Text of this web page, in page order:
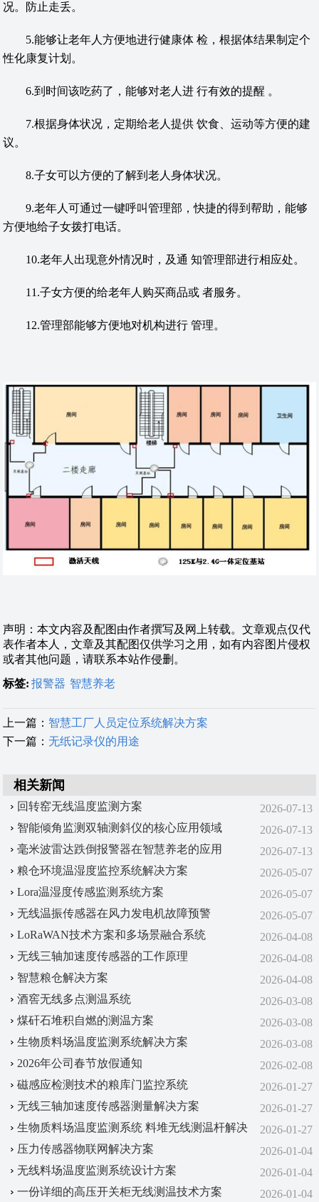
况。防止走丢。
5.能够让老年人方便地进行健康体 检，根据体结果制定个
性化康复计划。
6.到时间该吃药了，能够对老人进 行有效的提醒 。
7.根据身体状况，定期给老人提供 饮食、运动等方便的建
议。
8.子女可以方便的了解到老人身体状况。
9.老年人可通过一键呼叫管理部，快捷的得到帮助，能够
方便地给子女拨打电话。
10.老年人出现意外情况时，及通 知管理部进行相应处。
11.子女方便的给老年人购买商品或 者服务。
12.管理部能够方便地对机构进行 管理。
声明：本文内容及配图由作者撰写及网上转载。文章观点仅代
表作者本人，文章及其配图仅供学习之用，如有内容图片侵权
或者其他问题，请联系本站作侵删。
标签: 报警器 智慧养老
上一篇： 智慧工厂人员定位系统解决方案
下一篇：无纸记录仪的用途
相关新闻
2026-07-13
回转窑无线温度监测方案
2026-07-13
智能倾角监测双轴测斜仪的核心应用领域
2026-07-13
毫米波雷达跌倒报警器在智慧养老的应用
2026-05-07
粮仓环境温湿度监控系统解决方案
2026-05-07
Lora温湿度传感监测系统方案
2026-05-07
无线温振传感器在风力发电机故障预警
2026-04-08
LoRaWAN技术方案‌和‌多场景融合系统‌
2026-04-08
无线三轴加速度传感器的工作原理
2026-04-08
智慧粮仓解决方案
2026-03-08
酒窖无线多点测温系统
2026-03-08
煤矸石堆积自燃的测温方案
2026-03-08
生物质料场温度监测系统解决方案
2026-02-08
2026年公司春节放假通知
2026-01-27
磁感应检测技术的粮库门监控系统
2026-01-27
无线三轴加速度传感器测量解决方案
2026-01-27
生物质料场温度监测系统 料堆无线测温杆解决
方案
2026-01-04
压力传感器物联网解决方案
2026-01-04
无线料场温度监测系统设计方案
2026-01-04
一份详细的高压开关柜无线测温技术方案